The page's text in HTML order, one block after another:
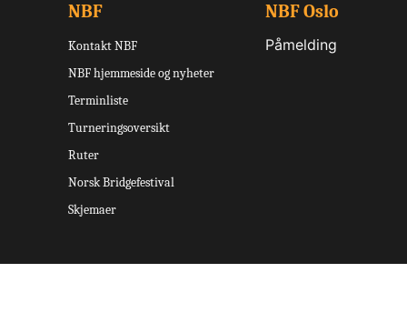
NBF
Kontakt NBF
NBF hjemmeside og nyheter
Terminliste
Turneringsoversikt
Ruter
Norsk Bridgefestival
Skjemaer
NBF Oslo
Påmelding